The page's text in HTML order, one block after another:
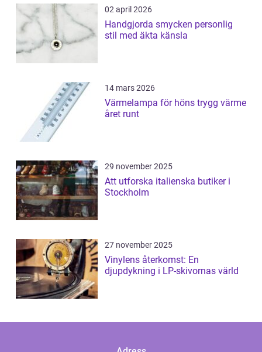
02 april 2026
Handgjorda smycken personlig
stil med äkta känsla
14 mars 2026
Värmelampa för höns trygg värme
året runt
29 november 2025
Att utforska italienska butiker i
Stockholm
27 november 2025
Vinylens återkomst: En
djupdykning i LP-skivornas värld